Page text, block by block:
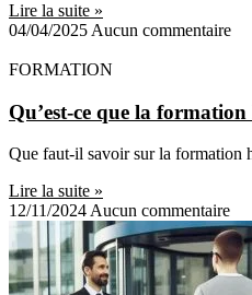
Lire la suite »
04/04/2025 Aucun commentaire
FORMATION
Qu’est-ce que la
Que faut-il savoir sur la formation
Lire la suite »
12/11/2024Aucun commentaire